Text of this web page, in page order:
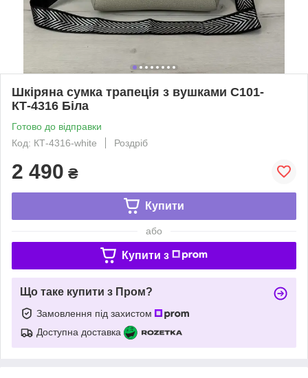
Шкіряна сумка трапеція з вушками С101-
КТ-4316 Біла
Готово до відправки
Код: КТ-4316-white
Роздріб
2 490 ₴
Купити
або
Купити з
Що таке купити з Пром?
Замовлення під захистом
Доступна доставка